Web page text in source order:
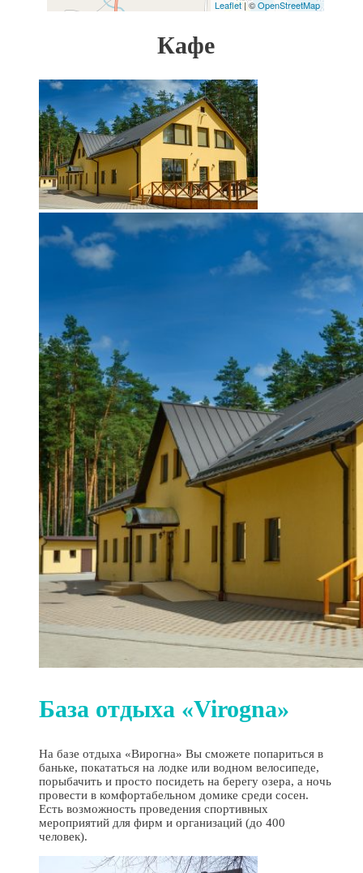
Leaflet| ©OpenStreetMap
Кафе
База отдыха «Virogna»
На базе отдыха «Вирогна» Вы сможете попариться в
баньке, покататься на лодке или водном велосипеде,
порыбачить и просто посидеть на берегу озера, а ночь
провести в комфортабельном домике среди сосен.
Есть возможность проведения спортивных
мероприятий для фирм и организаций (до 400
человек).